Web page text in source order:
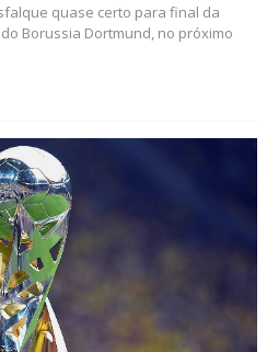
quase certo para final da
Borussia Dortmund, no próximo